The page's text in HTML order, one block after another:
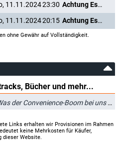
11.11.202423:30
Achtung Essen - Was der Convenience-Boom bei uns anrichtet
11.11.202420:15 Achtung Essen - Was der Convenience-Boom bei uns anrichtet
ohne Gewähr auf Vollständigkeit.
Bücher und mehr...
der Convenience-Boom bei uns anrichtet
Links erhalten wir Provisionen im Rahmen
keine Mehrkosten für Käufer,
dieser Website.